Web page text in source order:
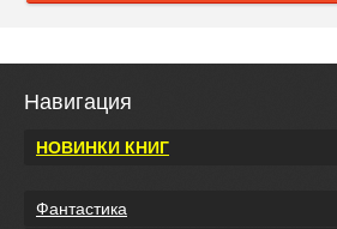
Навигация
НОВИНКИ КНИГ
Фантастика